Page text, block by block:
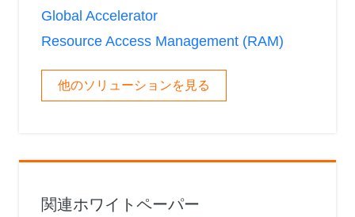
Global Accelerator
Resource Access Management (RAM)
他のソリューションを見る
関連ホワイトペーパー